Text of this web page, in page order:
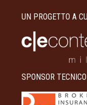
UN PROGETTO A
SPONSOR TECNICO